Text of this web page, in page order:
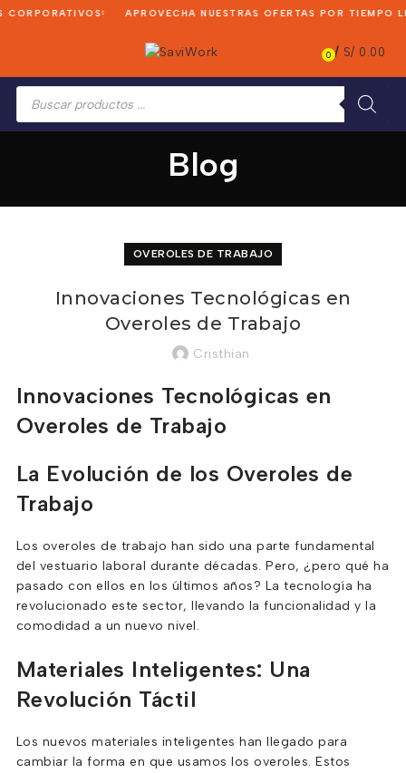
APROVECHA NUESTRAS OFERTAS POR TIEMPO
0 / S/ 0.00
Búsqueda
productos
Blog
OVEROLES DE TRABAJO
Innovaciones Tecnológicas en
Overoles de Trabajo
Cristhian
Innovaciones Tecnológicas en
Overoles de Trabajo
La Evolución de los Overoles de
Trabajo
Los overoles de trabajo han sido una parte fundamental
del vestuario laboral durante décadas. Pero, ¿pero qué ha
pasado con ellos en los últimos años? La tecnología ha
revolucionado este sector, llevando la funcionalidad y la
comodidad a un nuevo nivel.
Materiales Inteligentes: Una
Revolución Táctil
Los nuevos materiales inteligentes han llegado para
cambiar la forma en que usamos los overoles. Estos